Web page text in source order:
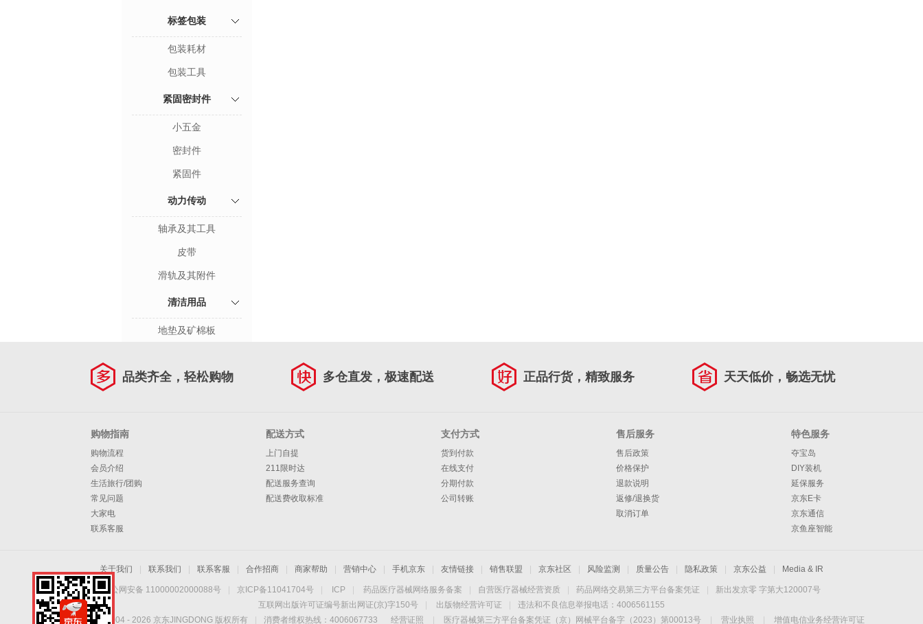
标签包装
包装耗材
包装工具
紧固密封件
小五金
密封件
紧固件
动力传动
轴承及其工具
皮带
滑轨及其附件
清洁用品
地垫及矿棉板
品类齐全，轻松购物 多仓直发，极速配送 正品行货，精致服务 天天低价，畅选无忧
购物指南
购物流程
会员介绍
生活旅行/团购
常见问题
大家电
联系客服
配送方式
上门自提
211限时达
配送服务查询
配送费收取标准
支付方式
货到付款
在线支付
分期付款
公司转账
售后服务
售后政策
价格保护
退款说明
返修/退换货
取消订单
特色服务
夺宝岛
DIY装机
延保服务
京东E卡
京东通信
京鱼座智能
关于我们 联系我们 联系客服 合作招商 商家帮助 营销中心 手机京东 友情链接 销售联盟 京东社区 风险监测 质量公告 隐私政策 京东公益 Media & IR
京公网安备 11000002000088号 京ICP备11041704号 ICP 药品医疗器械网络服务备案 自营医疗器械经营资质 药品网络交易第三方平台备案凭证
新出发京零 字第大120007号
互联网出版许可证编号新出网证(京)字150号
出版物经营许可证
违法和不良信息举报电话：4006561155
Copyright © 2004 - 2026 京东JINGDONG 版权所有 消费者维权热线：4006067733 经营证照 医疗器械第三方平台备案凭证（京）网械平台备字（2023）第00013号 营业执照 增值电信业务经营许可证